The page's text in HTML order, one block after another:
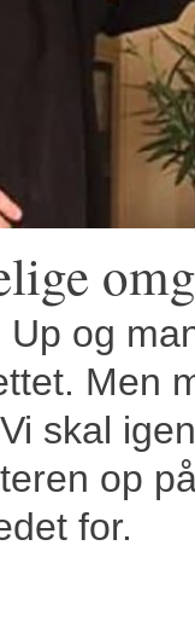
Up og
Men
skal
op
for.